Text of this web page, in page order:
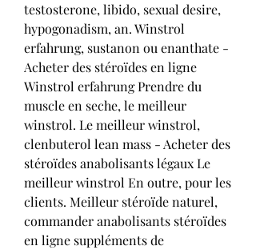
testosterone, libido, sexual desire,
hypogonadism, an. Winstrol
erfahrung, sustanon ou enanthate -
Acheter des stéroïdes en ligne
Winstrol erfahrung Prendre du
muscle en seche, le meilleur
winstrol. Le meilleur winstrol,
clenbuterol lean mass - Acheter des
stéroïdes anabolisants légaux Le
meilleur winstrol En outre, pour les
clients. Meilleur stéroïde naturel,
commander anabolisants stéroïdes
en ligne suppléments de